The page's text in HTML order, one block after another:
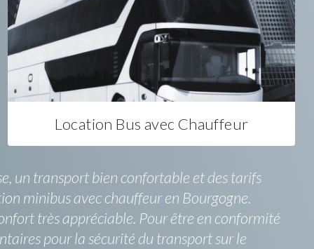
Location Bus avec Chauffeur
un transport bien confortable et des tarifs
minibus avec chauffeur en Bourgogne.
très appréciable. Pour être en conformité
pour la sécurité du transport sur le